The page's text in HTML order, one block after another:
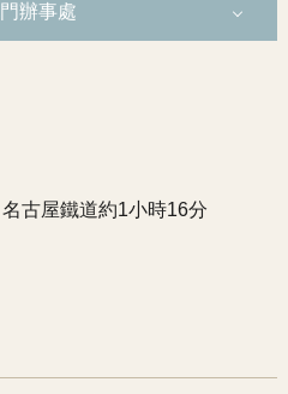
辦事處
名古屋鐵道約1小時16分